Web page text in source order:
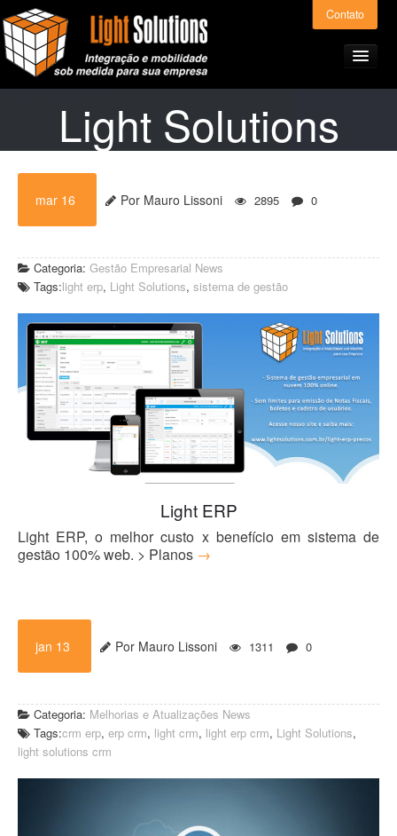
Contato
Home
Produtos e Serviços
Light ERP – Preços
A Light Solutions
Alianças
Blog
Light Solutions
mar 16 Por Mauro Lissoni 2895 0
Categoria: Gestão Empresarial News
Tags:light erp, Light Solutions, sistema de gestão
Light ERP
Light ERP, o melhor custo x benefício em sistema de
gestão 100% web. > Planos →
jan 13 Por Mauro Lissoni 1311 0
Categoria: Melhorias e Atualizações News
Tags:crm erp, erp crm, light crm, light erp crm, Light Solutions,
light solutions crm